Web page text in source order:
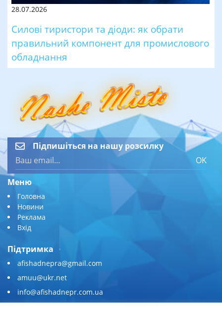
28.07.2026
Силові тиристори та діоди: як обрати
правильний компонент для промислового
обладнання
Підпишіться на нашу розсилку
OK
Меню
Головна
Новини
Реклама
Вхід
Підтримка
afishadnepra@gmail.com
amuu@ukr.net
info@afishadnepr.com.ua